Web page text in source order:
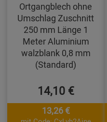
Ortgangblech ohne
Umschlag Zuschnitt
250 mm Länge 1
Meter Aluminium
walzblank 0,8 mm
(Standard)
14,10 €
13,26 €